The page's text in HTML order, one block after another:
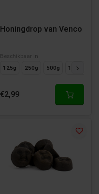
Honingdrop van Venco
Beschikbaar in
125g
250g 500g 1000g
€2,99